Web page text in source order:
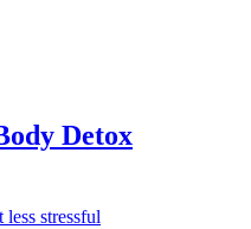
Detox
less stressful